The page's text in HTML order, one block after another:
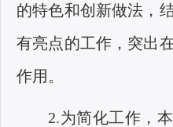
的特色和创新做法，
有亮点的工作，突出
作用。
2.为简化工作，